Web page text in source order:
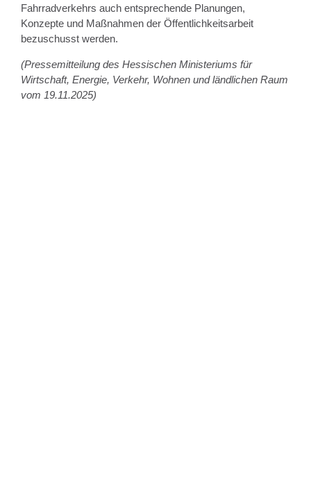
Fahrradverkehrs auch entsprechende Planungen,
Konzepte und Maßnahmen der Öffentlichkeitsarbeit
bezuschusst werden.
(Pressemitteilung des Hessischen Ministeriums für
Wirtschaft, Energie, Verkehr, Wohnen und ländlichen Raum
vom 19.11.2025)